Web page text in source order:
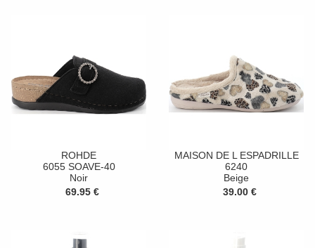
ROHDE
6055 SOAVE-40
Noir
69.95 €
MAISON DE L ESPADRILLE
6240
Beige
39.00 €